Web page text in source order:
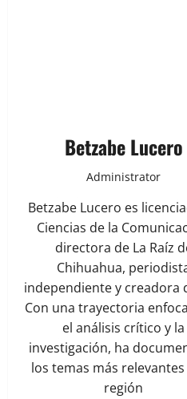
Betzabe Lucero
Administrator
Betzabe Lucero es
Ciencias de la
directora de La Raíz
Chihuahua,
independiente y creadora
Con una trayectoria
el análisis crítico y la
investigación, ha
los temas más relevantes
región